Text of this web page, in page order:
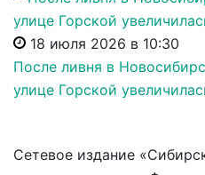
18 июля 2026 в 10:30
После ливня в
улице Горской
Сетевое издание